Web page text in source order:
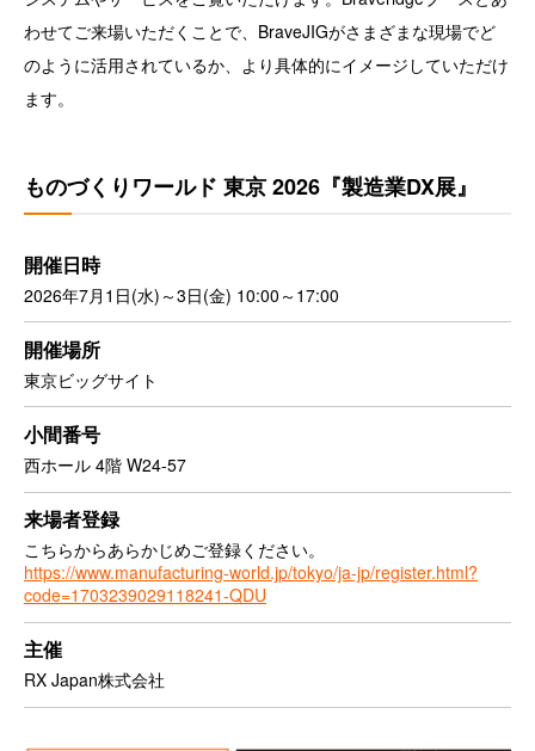
わせてご来場いただくことで、BraveJIGがさまざまな現場でど
のように活用されているか、より具体的にイメージしていただけ
ます。
ものづくりワールド 東京 2026『製造業DX展』
開催日時
2026年7月1日(水)～3日(金) 10:00～17:00
開催場所
東京ビッグサイト
小間番号
西ホール 4階 W24-57
来場者登録
こちらからあらかじめご登録ください。
https://www.manufacturing-world.jp/tokyo/ja-jp/register.html?
code=1703239029118241-QDU
主催
RX Japan株式会社